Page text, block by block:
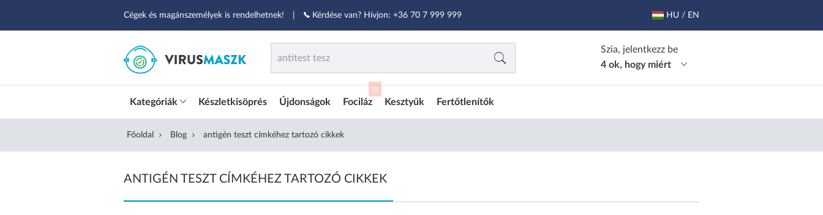
Cégek és magánszemélyek is rendelhetnek! Kérdése van? Hívjon: +36 70 7 999 999 HU / EN
Szia, jelentkezz be
4 ok, hogy miért
Kategóriák Készletkisöprés Újdonságok Fociláz
ÚJ
Kesztyűk Fertőtlenítők
Főoldal Blog antigén teszt címkéhez tartozó cikkek
ANTIGÉN TESZT CÍMKÉHEZ TARTOZÓ CIKKEK